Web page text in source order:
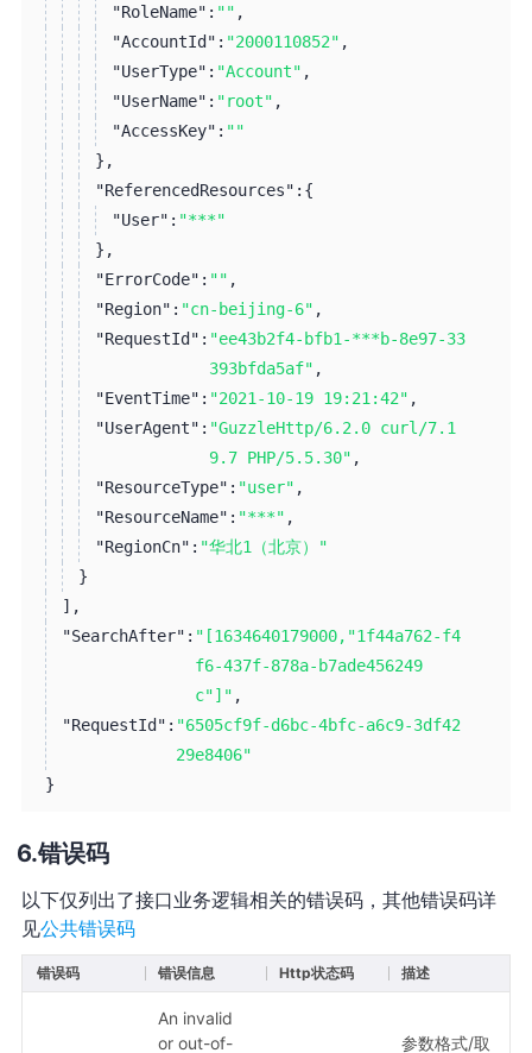
"RoleName": "" ,
"AccountId": "2000110852" ,
"UserType": "Account" ,
"UserName": "root" ,
"AccessKey": ""
} ,
"ReferencedResources": {
"User": "***"
} ,
"ErrorCode": "" ,
"Region": "cn-beijing-6" ,
"RequestId": "ee43b2f4-bfb1-***b-8e97-33
393bfda5af" ,
"EventTime": "2021-10-19 19:21:42" ,
"UserAgent": "GuzzleHttp/6.2.0 curl/7.1
9.7 PHP/5.5.30" ,
"ResourceType": "user" ,
"ResourceName": "***" ,
"RegionCn": "华北1（北京）"
}
] ,
"SearchAfter": "[1634640179000,"1f44a762-f4
f6-437f-878a-b7ade456249
c"]" ,
"RequestId": "6505cf9f-d6bc-4bfc-a6c9-3df42
29e8406"
}
错误码
以下仅列出了接口业务逻辑相关的错误码，其他错误码详
见公共错误码
错误码 错误信息 Http状态码 描述
An invalid
or out-of-
参数格式/取